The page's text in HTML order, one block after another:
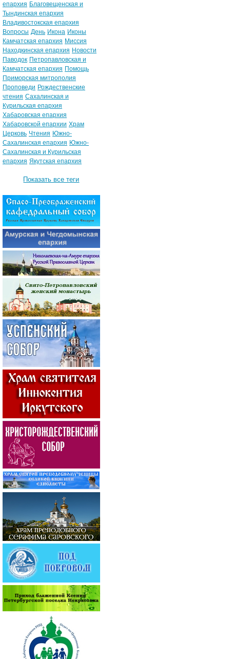
епархия Благовещенская и
Тындинская епархия
Владивостокская епархия
Вопросы День Икона Иконы
Камчатская епархия Миссия
Находкинская епархия Новости
Паводок Петропавловская и
Камчатская епархия Помощь
Приморская митрополия
Проповеди Рождественские
чтения Сахалинская и
Курильская епархия
Хабаровская епархия
Хабаровской епархии Храм
Церковь Чтения Южно-
Сахалинская епархия Южно-
Сахалинская и Курильская
епархия Якутская епархия
Показать все теги